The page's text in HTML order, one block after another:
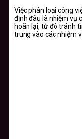
Việc phân loại công
định đâu là nhiệm vụ
hoãn lại, từ đó tránh
trung vào các nhiệm